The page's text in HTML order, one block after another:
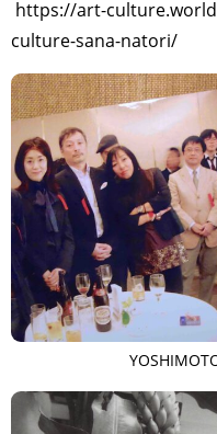
https://art-
culture-sana-natori/